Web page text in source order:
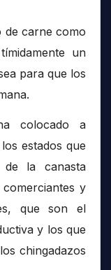
de carne como
un
para que los
colocado a
estados que
la canasta
y
que son el
y los que
chingadazos